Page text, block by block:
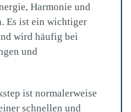
Harmonie und
Es ist ein wichtiger
wird häufig bei
und
ist normalerweise
schnellen und